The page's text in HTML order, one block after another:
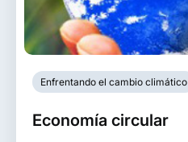
Enfrentando el cambio climático
Economía circular